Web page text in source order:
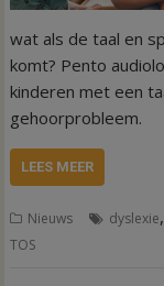
wat als de taal en
komt? Pento
kinderen met een
gehoorprobleem.
LEES MEER
Nieuws dyslexie,
TOS